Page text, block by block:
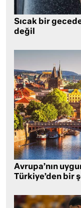
Sıcak bir
değil
Avrupa’nın
Türkiye’den bir